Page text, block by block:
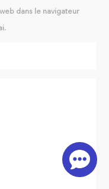
dans le navigateur